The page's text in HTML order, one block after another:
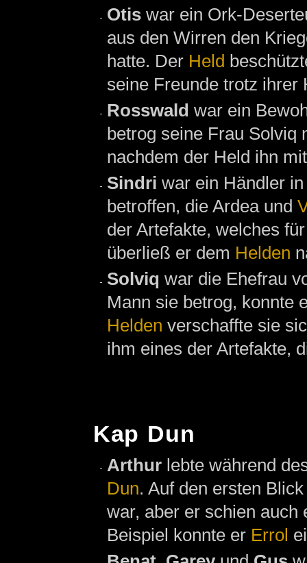
Otis war ein Ork-
aus den Wirren den
hatte. Der Held
seine Freunde trotz ihrer
Rosswald war ein
betrog seine Frau Solviq
nachdem der Held ihn
Sindri war ein Händler in
betroffen, die Ardea und
der Artefakte, welches
überließ er dem Helden
Solviq war die Ehefrau
Mann sie betrog, konnte
Helden verschaffte sie
ihm eines der Artefakte,
Kap Dun
Arthur lebte während
Dun. Auf den ersten
war, aber er schien auch
Beispiel konnte er Errol